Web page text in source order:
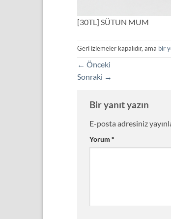
[30TL] SÜTUN MUM
Geri izlemeler kapalıdır, ama bir
← Önceki
Sonraki →
Bir yanıt yazın
E-posta adresiniz
Yorum *